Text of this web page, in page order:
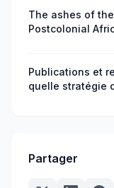
The ashes of
Postcolonial
Publications et
quelle stratégie
Partager